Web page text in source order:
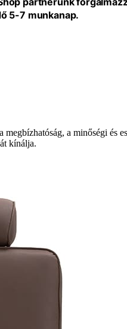
5-7 munkanap.
megbízhatóság, a minőségi
kínálja.